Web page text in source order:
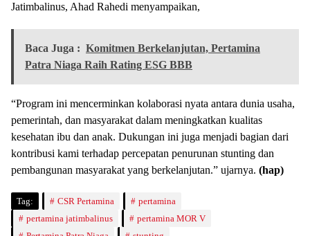
Jatimbalinus, Ahad Rahedi menyampaikan,
Baca Juga : Komitmen Berkelanjutan, Pertamina
Patra Niaga Raih Rating ESG BBB
“Program ini mencerminkan kolaborasi nyata antara dunia usaha,
pemerintah, dan masyarakat dalam meningkatkan kualitas
kesehatan ibu dan anak. Dukungan ini juga menjadi bagian dari
kontribusi kami terhadap percepatan penurunan stunting dan
pembangunan masyarakat yang berkelanjutan.” ujarnya. (hap)
Tag: CSR Pertamina
pertamina
pertamina jatimbalinus
pertamina MOR V